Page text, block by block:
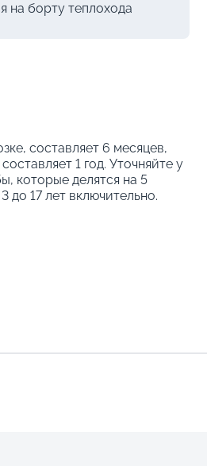
на борту теплохода
составляет 6 месяцев,
1 год. Уточняйте у
которые делятся на 5
до 17 лет включительно.